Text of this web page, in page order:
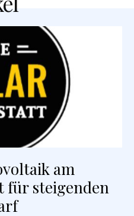
am
für steigenden